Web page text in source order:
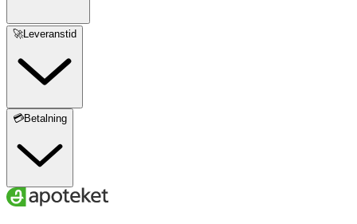
🚀Leveranstid
💳Betalning